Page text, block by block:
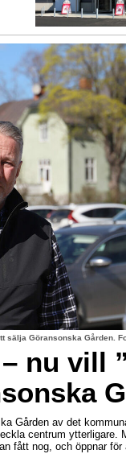
sälja Göransonska Gården.
nu vill
Gården av det
centrum ytterligare.
fått nog, och öppnar för